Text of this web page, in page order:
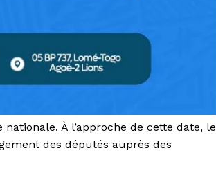
À l’approche de cette date, le
des députés auprès des